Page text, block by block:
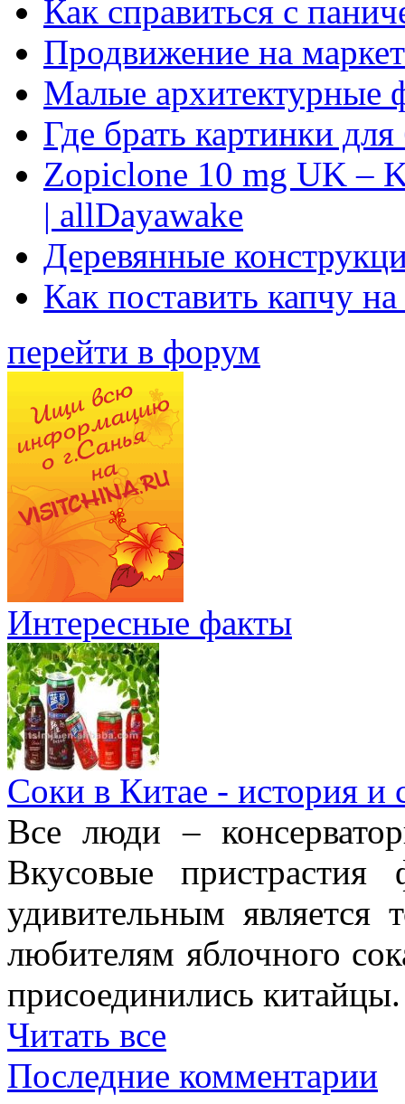
Как справиться с
Продвижение на
Малые архитектурные
Где брать картинки
Zopiclone 10 mg UK –
| allDayawake
Деревянные
Как поставить капчу
перейти в форум
Интересные факты
Соки в Китае - история и
Все люди –
Вкусовые
удивительным
любителям яблочного
присоединились китайцы.
Читать все
Последние комментарии